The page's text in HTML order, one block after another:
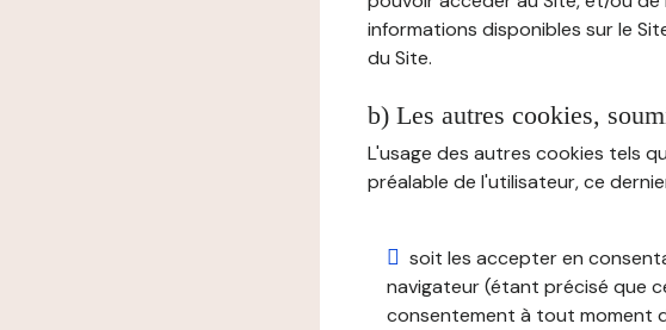
informations disponibles sur le
du Site.
b) Les autres cookies,
L'usage des autres cookies tels
préalable de l'utilisateur, ce
soit les accepter en
navigateur (étant précisé que
consentement à tout moment